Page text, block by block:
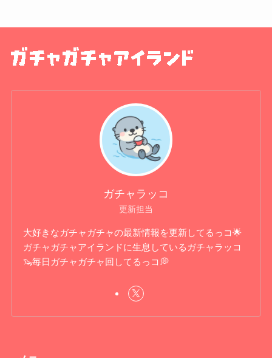
ガチャラッコ
更新担当
大好きなガチャガチャの最新情報を更新してるっコ🌟
ガチャガチャアイランドに生息しているガチャラッコ
🦦毎日ガチャガチャ回してるっコ💭